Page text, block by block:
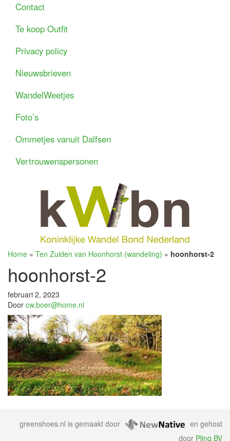
Contact
Te koop Outfit
Privacy policy
Nieuwsbrieven
WandelWeetjes
Foto’s
Ommetjes vanuit Dalfsen
Vertrouwenspersonen
Home » Ten Zuiden van Hoonhorst (wandeling) » hoonhorst-2
hoonhorst-2
februari 2, 2023
Door cw.boer@home.nl
greenshoes.nl is gemaakt door
en gehost
door Plinq BV